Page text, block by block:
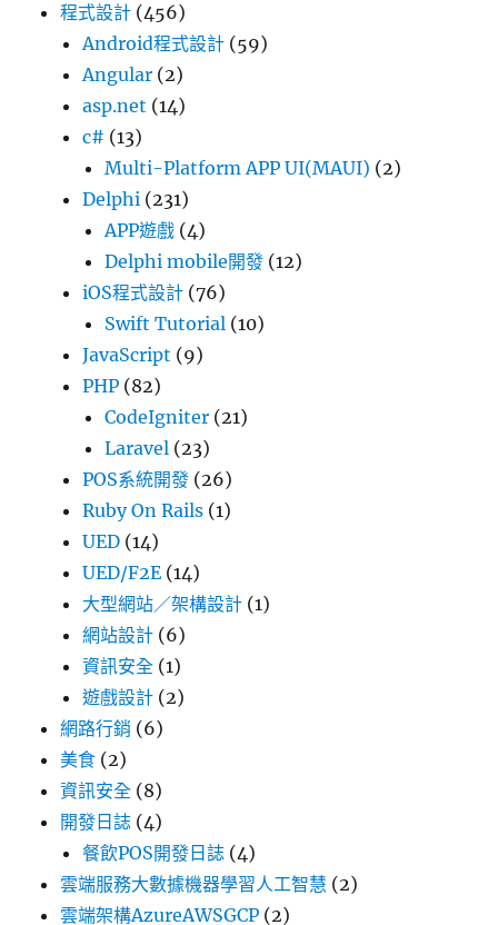
程式設計 (456)
Android程式設計 (59)
Angular (2)
asp.net (14)
c# (13)
Multi-Platform APP UI(MAUI) (2)
Delphi (231)
APP遊戲 (4)
Delphi mobile開發 (12)
iOS程式設計 (76)
Swift Tutorial (10)
JavaScript (9)
PHP (82)
CodeIgniter (21)
Laravel (23)
POS系統開發 (26)
Ruby On Rails (1)
UED (14)
UED/F2E (14)
大型網站／架構設計 (1)
網站設計 (6)
資訊安全 (1)
遊戲設計 (2)
網路行銷 (6)
美食 (2)
資訊安全 (8)
開發日誌 (4)
餐飲POS開發日誌 (4)
雲端服務大數據機器學習人工智慧 (2)
雲端架構AzureAWSGCP (2)